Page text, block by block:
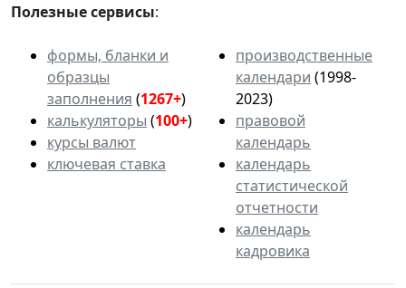
Полезные сервисы:
формы, бланки и
образцы
заполнения (1267+)
калькуляторы (100+)
курсы валют
ключевая ставка
производственные
календари (1998-
2023)
правовой
календарь
календарь
статистической
отчетности
календарь
кадровика